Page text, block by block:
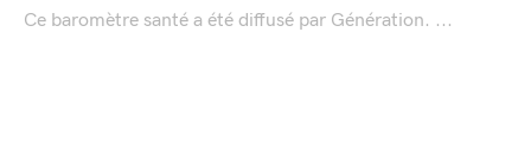
Ce baromètre santé a été diffusé par Génération. ...